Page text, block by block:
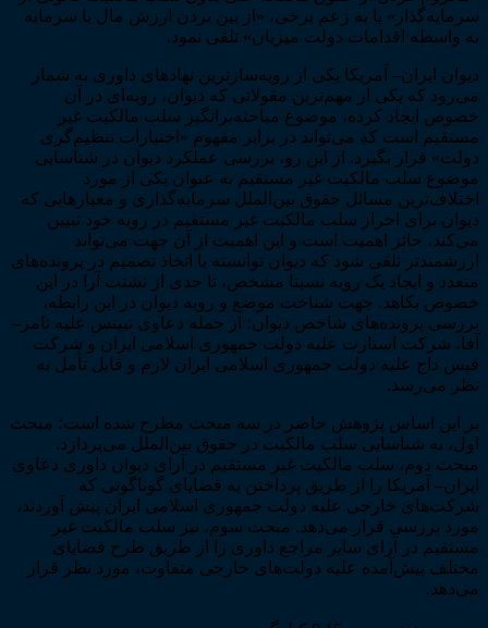
یا به زعم برخی، «از بین بردن ارزش مال یا سرمایه
اقدامات دولت میزبان» تلقی نمود.
ایران –آمریکا یکی از رویه‌سازترین نهادهای داوری به شمار
که یکی از مهم‌ترین مقولاتی که دیوان، رویه‌ای در آن
ایجاد کرده، موضوع مباحثه‌برانگیز سلب مالکیت غیر
است که می‌تواند در برابر مفهوم «اختیارات تنظیم‌گری
قرار بگیرد. از این رو، بررسی عملکرد دیوان در شناسایی
سلب مالکیت غیر مستقیم به عنوان یکی از مورد
مسائل حقوق بین‌الملل سرمایه‌گذاری و معیارهایی که
برای احراز سلب مالکیت غیر مستقیم در رویه خود تبیین
حائز اهمیت است و این اهمیت از آن جهت می‌تواند
تلقی شود که دیوان توانسته با اتخاذ تصمیم در پرونده‌های
و ایجاد یک رویه نسبتا مشخص، تا حدی از تشتت آرا در این
بکاهد. جهت شناخت موضع و رویه دیوان در این رابطه،
پرونده‌های شاخص دیوان؛ از جمله دعاوی تیپتس علیه تامز –
شرکت استارت علیه دولت جمهوری اسلامی ایران و شرکت
داج علیه دولت جمهوری اسلامی ایران لازم و قابل تأمل به
می‌رسد.
اساس پژوهش حاضر در سه مبحث مطرح شده است؛ مبحث
به شناسایی سلب مالکیت در حقوق بین‌الملل می‌پردازد.
دوم، سلب مالکیت غیر مستقیم در آرای دیوان داوری دعاوی
– آمریکا را از طریق پرداختن به قضایای گوناگونی که
خارجی علیه دولت جمهوری اسلامی ایران پیش آوردند،
بررسی قرار می‌دهد. مبحث سوم، نیز سلب مالکیت غیر
در آرای سایر مراجع داوری را از طریق طرح قضایای
پیش‌آمده علیه دولت‌های خارجی متفاوت، مورد نظر قرار